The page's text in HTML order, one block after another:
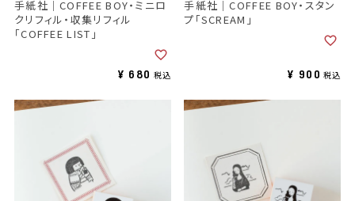
手紙社｜COFFEE BOY・ミニロ
クリフィル・収集リフィル
「COFFEE LIST」
¥ 680 税込
手紙社｜COFFEE BOY・スタン
プ「SCREAM」
¥ 900 税込